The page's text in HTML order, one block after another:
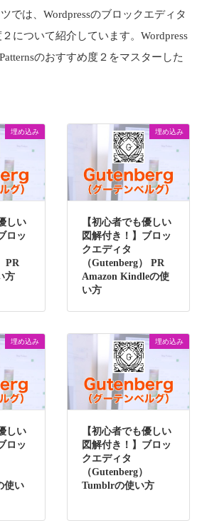
では、Wordpressのブロックエディタ
について紹介しています。Wordpress
のおすすめ度２をマスターした
埋め込み
しい
ロッ
PR
方
埋め込み
【初心者でも優しい
図解付き！】ブロッ
クエディタ
（Gutenberg） PR
Amazon Kindleの使
い方
埋め込み
しい
ロッ
使い
埋め込み
【初心者でも優しい
図解付き！】ブロッ
クエディタ
（Gutenberg）
Tumblrの使い方